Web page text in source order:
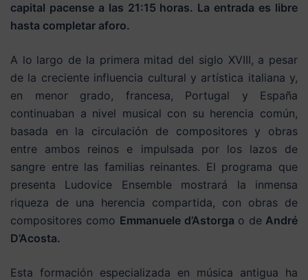
capital pacense a las 21:15 horas. La entrada es libre
hasta completar aforo.
A lo largo de la primera mitad del siglo XVIII, a pesar
de la creciente influencia cultural y artística italiana y,
en menor grado, francesa, Portugal y España
continuaban a nivel musical con su herencia común,
basada en la circulación de compositores y obras
entre ambos reinos e impulsada por los lazos de
sangre entre las familias reinantes. El programa que
presenta Ludovice Ensemble mostrará la inmensa
riqueza de una herencia compartida, con obras de
compositores como Emmanuele d’Astorga o de André
D’Acosta.
Esta formación especializada en música antigua ha